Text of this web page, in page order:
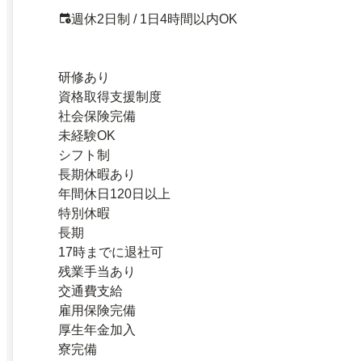
週休2日制 / 1日4時間以内OK
研修あり
資格取得支援制度
社会保険完備
未経験OK
シフト制
長期休暇あり
年間休日120日以上
特別休暇
長期
17時までに退社可
残業手当あり
交通費支給
雇用保険完備
厚生年金加入
寮完備